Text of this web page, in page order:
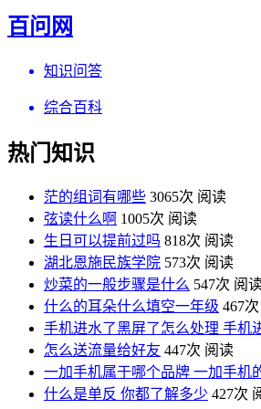
百问网
知识问答
综合百科
热门知识
茫的组词有哪些 3065次 阅读
弦读什么啊 1005次 阅读
生日可以提前过吗 818次 阅读
湖北恩施民族学院 573次 阅读
炒菜的一般步骤是什么 547次 阅
什么的耳朵什么填空一年级 467
手机进水了黑屏了怎么处理 手机
怎么送流量给好友 447次 阅读
一加手机属于哪个品牌 一加手机
什么是单反 你都了解多少 427次